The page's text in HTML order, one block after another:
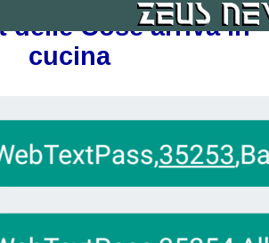
delle Cose arriva in
cucina